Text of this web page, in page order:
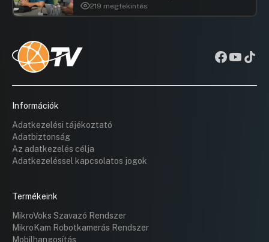
219 megtekintés
Információk
Adatkezelési tájékoztató
Adatbiztonság
Az adatkezelés célja
Adatkezeléssel kapcsolatos jogok
Termékeink
MikroVoks Szavazó Rendszer
MikroKam Robotkamerás Rendszer
Mobilhangosítás